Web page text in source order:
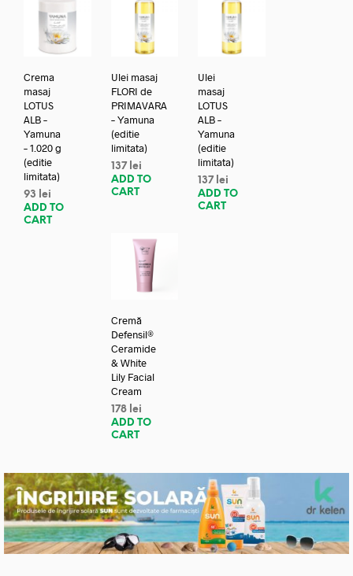
Crema
masaj
LOTUS
ALB –
Yamuna
– 1.020 g
(editie
limitata)
93
lei
ADD TO
CART
Ulei masaj
FLORI de
PRIMAVARA
– Yamuna
(editie
limitata)
137 lei
ADD TO
CART
Ulei
masaj
LOTUS
ALB –
Yamuna
(editie
limitata)
137 lei
ADD TO
CART
Cremă
Defensil®
Ceramide
& White
Lily Facial
Cream
178 lei
ADD TO
CART